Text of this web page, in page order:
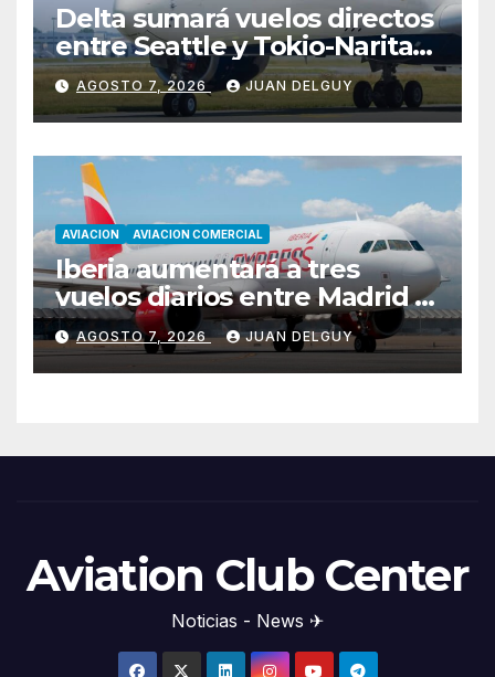
Delta sumará vuelos directos
entre Seattle y Tokio-Narita
desde marzo de 2027
AGOSTO 7, 2026 JUAN DELGUY
AVIACION AVIACION COMERCIAL
Iberia aumentará a tres
vuelos diarios entre Madrid y
Menorca durante el invierno
AGOSTO 7, 2026 JUAN DELGUY
Aviation Club Center
Noticias - News ✈